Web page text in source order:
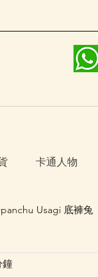
卡通人物
Usagi 底褲兔
鐘